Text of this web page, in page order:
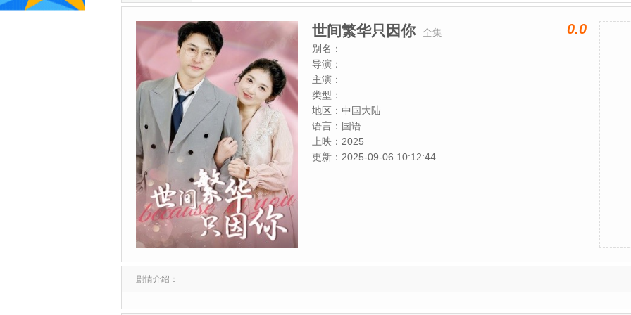
世间繁华只因你 全集 0.0
别名：
导演：
主演：
类型：
地区： 中国大陆
语言： 国语
上映： 2025
更新： 2025-09-06 10:12:44
剧情介绍：